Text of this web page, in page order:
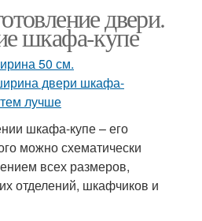
двери.
шкафа-купе
шкафа-купе – его
можно схематически
всех размеров,
отделений, шкафчиков и